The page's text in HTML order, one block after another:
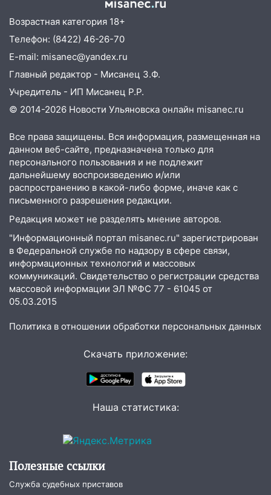
Дерево пробило крышу дома на
Новгородской в Ульяновске и рухнуло
на электрощит
13:10 В Заволжском районе дерево
упало во дворе
13:08 Ураган ударил по Ульяновску:
сорванные крыши, поваленные деревья,
трамваи
12:17 Ульяновск накрыл крупный град:
после ливня город снова уходит под
воду
12:12 Прокуратура взяла на контроль
ДТП с шестилетним ребёнком на улице
Федерации
12:01 Пьяная женщина сбила
шестилетнего ребёнка на улице
Федерации: возбуждено уголовное дело
11:16 В Ульяновске ищут 37-летнего
хаски: куда сходить в Ульяновской
Директора ульяновской
«Нефтяной топливной компании» будут
велосипедисты, мотоциклисты и
пешеходы. Обзор крупных аварий в
Возрастная категория 18+
Телефон: (8422) 46-26-70
E-mail: misanec@yandex.ru
Главный редактор - Мисанец З.Ф.
Учредитель - ИП Мисанец Р.Р.
© 2014-2026 Новости Ульяновска онлайн misanec.ru
Все права защищены. Вся информация, размещенная на
данном веб-сайте, предназначена только для
персонального пользования и не подлежит
дальнейшему воспроизведению и/или
распространению в какой-либо форме, иначе как с
письменного разрешения редакции.
Редакция может не разделять мнение авторов.
"Информационный портал misanec.ru" зарегистрирован
в Федеральной службе по надзору в сфере связи,
информационных технологий и массовых
коммуникаций. Свидетельство о регистрации средства
массовой информации ЭЛ №ФС 77 - 61045 от
05.03.2015
Политика в отношении обработки персональных данных
Скачать приложение:
Наша статистика:
Полезные ссылки
Служба судебных приставов